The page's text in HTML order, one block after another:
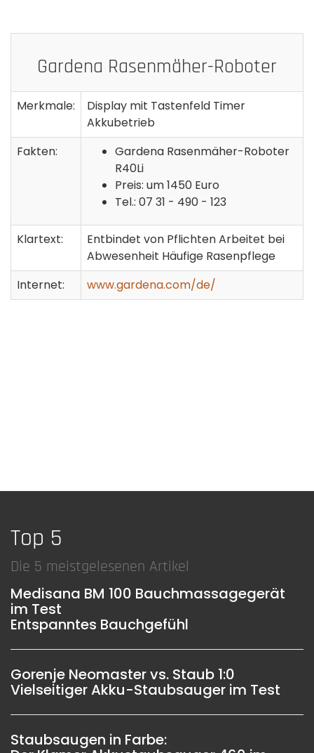
Gardena Rasenmäher-Roboter
Merkmale:
Display mit Tastenfeld Timer
Akkubetrieb
Fakten:
Gardena Rasenmäher-Roboter
R40Li
Preis: um 1450 Euro
Tel.: 07 31 - 490 - 123
Klartext:
Entbindet von Pflichten Arbeitet bei
Abwesenheit Häufige Rasenpflege
Internet:
www.gardena.com/de/
Top 5
Die 5 meistgelesenen Artikel
Medisana BM 100 Bauchmassagegerät
im Test
Entspanntes Bauchgefühl
Gorenje Neomaster vs. Staub 1:0
Vielseitiger Akku-Staubsauger im Test
Staubsaugen in Farbe: